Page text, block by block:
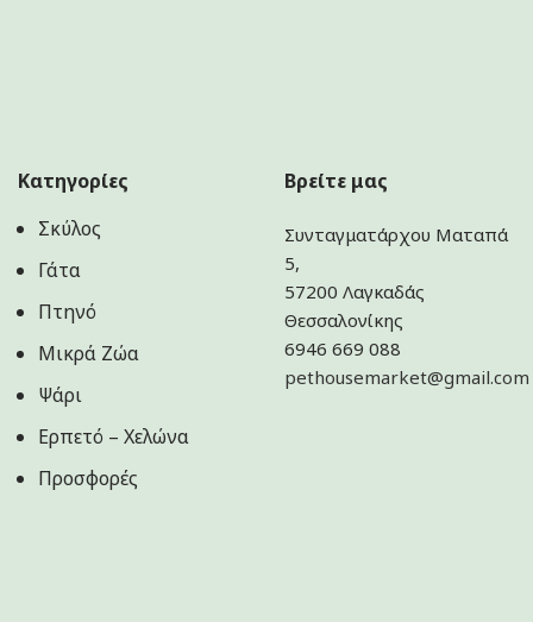
Κατηγορίες
Σκύλος
Γάτα
Πτηνό
Μικρά Ζώα
Ψάρι
Ερπετό – Χελώνα
Προσφορές
Βρείτε μας
Συνταγματάρχου Ματαπά
5,
57200 Λαγκαδάς
Θεσσαλονίκης
6946 669 088
pethousemarket@gmail.com